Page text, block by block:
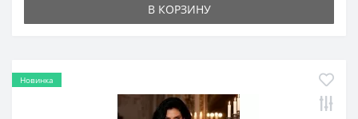
В КОРЗИНУ
Новинка